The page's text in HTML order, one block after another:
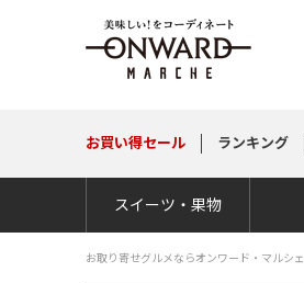
お買い得セール ランキング
スイーツ・果物
お取り寄せグルメならオンワード・マルシェ